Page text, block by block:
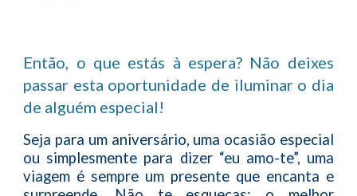
Então, o que estás à espera? Não deixes
passar esta oportunidade de iluminar o dia
de alguém especial!
Seja para um aniversário, uma ocasião especial
ou simplesmente para dizer “eu amo-te”, uma
viagem é sempre um presente que encanta e